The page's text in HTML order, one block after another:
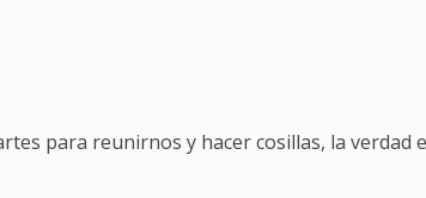
para reunirnos y hacer cosillas, la verdad